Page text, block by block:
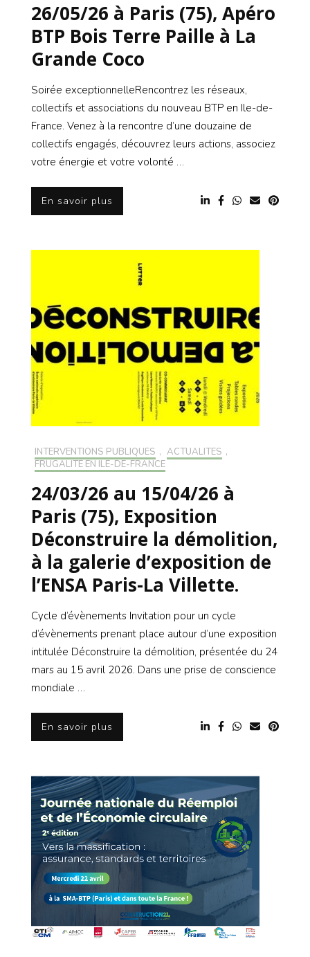
26/05/26 à Paris (75), Apéro
BTP Bois Terre Paille à La
Grande Coco
Soirée exceptionnelleRencontrez les réseaux,
collectifs et associations du nouveau BTP en Ile-de-
France. Venez à la rencontre d’une douzaine de
collectifs engagés, découvrez leurs actions, associez
votre énergie et votre volonté …
En savoir plus
INTERVENTIONS PUBLIQUES , ACTUALITÉS ,
FRUGALITÉ EN ILE-DE-FRANCE
24/03/26 au 15/04/26 à
Paris (75), Exposition
Déconstruire la démolition,
à la galerie d’exposition de
l’ENSA Paris-La Villette.
Cycle d’évènements Invitation pour un cycle
d’évènements prenant place autour d’une exposition
intitulée Déconstruire la démolition, présentée du 24
mars au 15 avril 2026. Dans une prise de conscience
mondiale …
En savoir plus